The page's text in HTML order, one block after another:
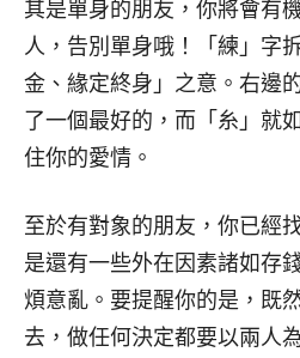
其是單身的朋友，你將會有
人，告別單身哦！「練」字
金、緣定終身」之意。右邊
了一個最好的，而「糸」就
住你的愛情。
至於有對象的朋友，你已經
是還有一些外在因素諸如存
煩意亂。要提醒你的是，既
去，做任何決定都要以兩人